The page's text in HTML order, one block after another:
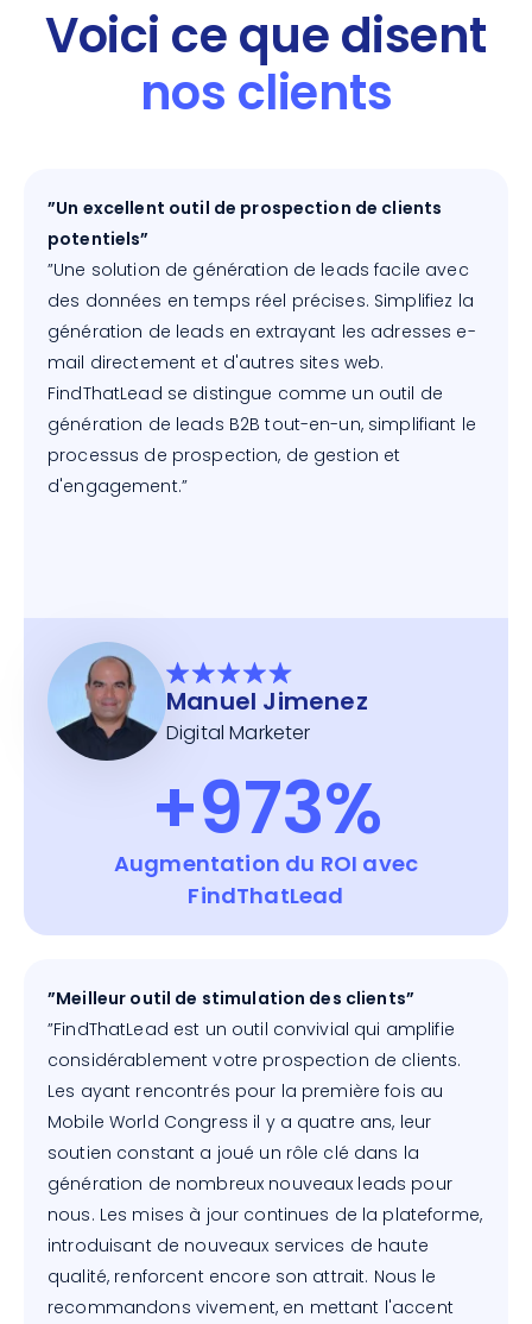
Voici ce que disent
nos clients
”Un excellent outil de prospection de clients
potentiels”
”Une solution de génération de leads facile avec
des données en temps réel précises. Simplifiez la
génération de leads en extrayant les adresses e-
mail directement et d'autres sites web.
FindThatLead se distingue comme un outil de
génération de leads B2B tout-en-un, simplifiant le
processus de prospection, de gestion et
d'engagement.”
Manuel Jimenez
Digital Marketer
+973%
Augmentation du ROI avec
FindThatLead
”Meilleur outil de stimulation des clients”
”FindThatLead est un outil convivial qui amplifie
considérablement votre prospection de clients.
Les ayant rencontrés pour la première fois au
Mobile World Congress il y a quatre ans, leur
soutien constant a joué un rôle clé dans la
génération de nombreux nouveaux leads pour
nous. Les mises à jour continues de la plateforme,
introduisant de nouveaux services de haute
qualité, renforcent encore son attrait. Nous le
recommandons vivement, en mettant l'accent